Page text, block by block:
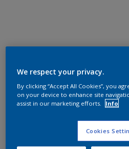
We respect your privacy.
By clicking “Accept All Cookies”, you
on your device to enhance site
assist in our marketing efforts.
Info
Cookies